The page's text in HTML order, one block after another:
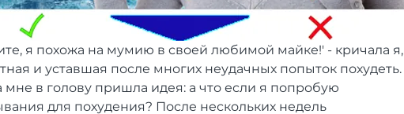
я похожа на мумию в своей любимой майке!' - кричала я,
и уставшая после многих неудачных попыток похудеть.
мне в голову пришла идея: а что если я попробую
для похудения? После нескольких недель